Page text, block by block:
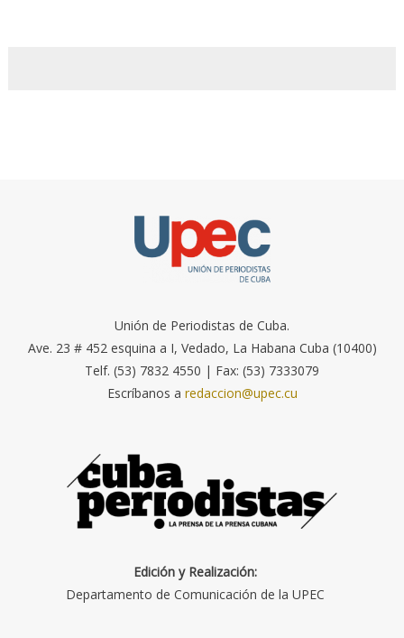
Unión de Periodistas de Cuba.
Ave. 23 # 452 esquina a I, Vedado, La Habana Cuba (10400)
Telf. (53) 7832 4550 | Fax: (53) 7333079
Escríbanos a redaccion@upec.cu
Edición y Realización:
Departamento de Comunicación de la UPEC